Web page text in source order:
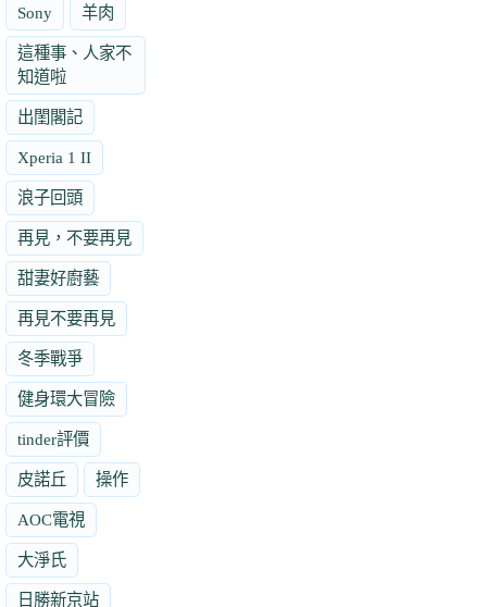
Sony 羊肉
這種事、人家不
知道啦
出閨閣記
Xperia 1 II
浪子回頭
再見，不要再見
甜妻好廚藝
再見不要再見
冬季戰爭
健身環大冒險
tinder評價
皮諾丘 操作
AOC電視
大淨氏
日勝新京站